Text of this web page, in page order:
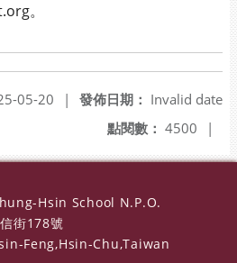
。
發佈日期： Invalid date
05-20
|
點閱數： 4500 |
Hsin School N.P.O.
街178號
Feng,Hsin-Chu,Taiwan